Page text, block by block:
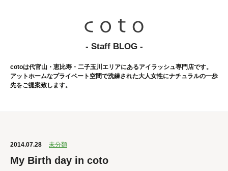
- Staff BLOG -
cotoは代官山・恵比寿・二子玉川エリアにあるアイラッシュ専門店です。
アットホームなプライベート空間で洗練された大人女性にナチュラルの一歩
先をご提案致します。
2014.07.28 未分類
My Birth day in coto